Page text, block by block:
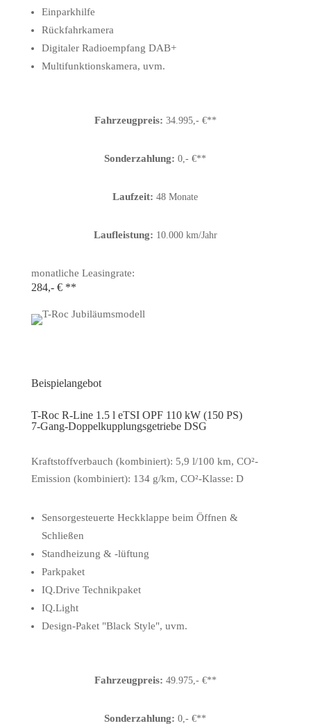
Einparkhilfe
Rückfahrkamera
Digitaler Radioempfang DAB+
Multifunktionskamera, uvm.
Fahrzeugpreis: 34.995,- €**
Sonderzahlung:0,- €**
Laufzeit:48 Monate
Laufleistung: 10.000 km/Jahr
monatliche Leasingrate:
284,- € **
Beispielangebot
T-Roc R-Line 1.5 l eTSI OPF 110 kW (150 PS)
7-Gang-Doppelkupplungsgetriebe DSG
Kraftstoffverbauch (kombiniert): 5,9 l/100 km, CO²-
Emission (kombiniert): 134 g/km, CO²-Klasse: D
Sensorgesteuerte Heckklappe beim Öffnen &
Schließen
Standheizung & -lüftung
Parkpaket
IQ.Drive Technikpaket
IQ.Light
Design-Paket "Black Style", uvm.
Fahrzeugpreis: 49.975,- €**
Sonderzahlung:0,- €**